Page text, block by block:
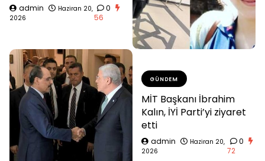
admin
Haziran 20,
2026
0
56
GÜNDEM
MİT Başkanı İbrahim
Kalın, İYİ Parti’yi ziyaret
etti
admin
Haziran 20,
2026
0
72